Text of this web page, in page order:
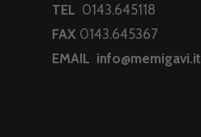
TEL 0143.645118
FAX 0143.645367
EMAIL info@memigavi.it